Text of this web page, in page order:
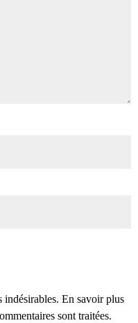
indésirables. En savoir plus
sont traitées.